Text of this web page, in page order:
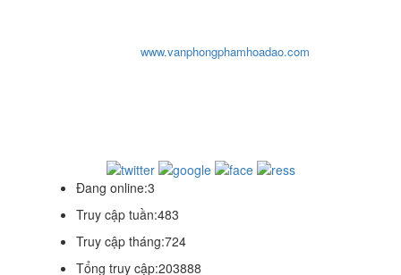
www.vanphongphamhoadao.com
Đang online:3
Truy cập tuần:483
Truy cập tháng:724
Tổng truy cập:203888